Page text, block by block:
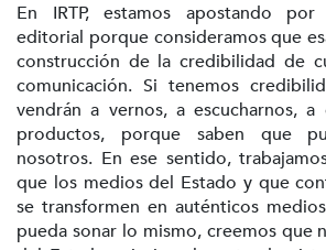
En IRTP, estamos apostando por
editorial porque consideramos que
construcción de la credibilidad de
comunicación. Si tenemos
vendrán a vernos, a escucharnos, a
productos, porque saben que
nosotros. En ese sentido,
que los medios del Estado y que
se transformen en auténticos
pueda sonar lo mismo, creemos que